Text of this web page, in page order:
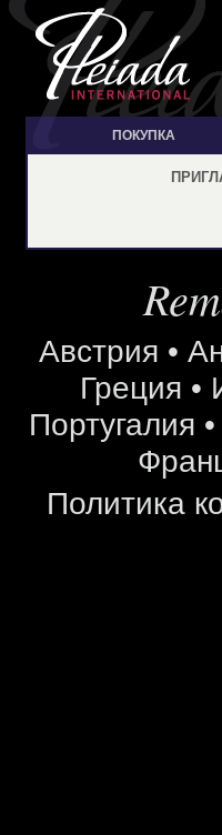
ПОКУПКА
Австрия •
Греция •
Португалия •
Политика